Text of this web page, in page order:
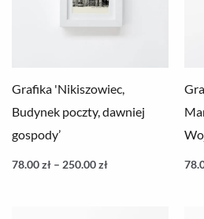
Grafika 'Nikiszowiec,
Budynek poczty, dawniej
gospody’
78.00zł – 250.00zł